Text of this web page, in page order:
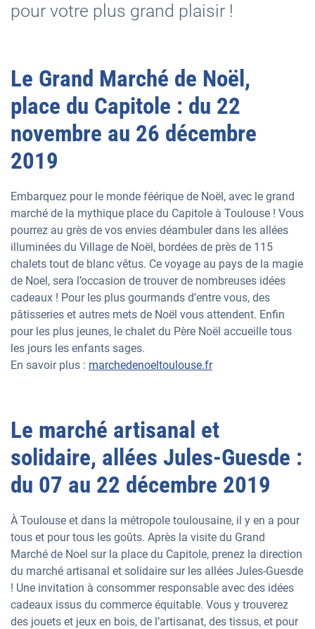
pour votre plus grand plaisir !
Le Grand Marché de Noël,
place du Capitole : du 22
novembre au 26 décembre
2019
Embarquez pour le monde féérique de Noël, avec le grand
marché de la mythique place du Capitole à Toulouse ! Vous
pourrez au grès de vos envies déambuler dans les allées
illuminées du Village de Noël, bordées de près de 115
chalets tout de blanc vêtus. Ce voyage au pays de la magie
de Noel, sera l’occasion de trouver de nombreuses idées
cadeaux ! Pour les plus gourmands d’entre vous, des
pâtisseries et autres mets de Noël vous attendent. Enfin
pour les plus jeunes, le chalet du Père Noël accueille tous
les jours les enfants sages.
En savoir plus : marchedenoeltoulouse.fr
Le marché artisanal et
solidaire, allées Jules-Guesde :
du 07 au 22 décembre 2019
À Toulouse et dans la métropole toulousaine, il y en a pour
tous et pour tous les goûts. Après la visite du Grand
Marché de Noel sur la place du Capitole, prenez la direction
du marché artisanal et solidaire sur les allées Jules-Guesde
! Une invitation à consommer responsable avec des idées
cadeaux issus du commerce équitable. Vous y trouverez
des jouets et jeux en bois, de l’artisanat, des tissus, et pour